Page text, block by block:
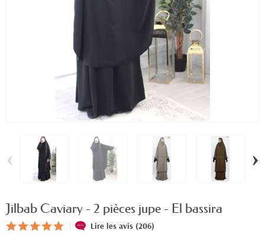
‹ ›
Jilbab Caviary - 2 pièces jupe - El bassira
Lire les avis (206)